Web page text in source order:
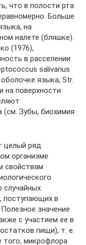
что в полости рта
Больше
на
налете (бляшке).
(1976),
в расселении
salivarius
языка, Str.
на поверхности
(см. Зубы, биохимия
целый ряд
организме
свойствам
случайных
поступающих в
значение
с участием ее в
пищи), т. е.
того, микрофлора